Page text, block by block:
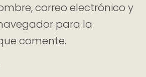
correo electrónico y
para la
comente.